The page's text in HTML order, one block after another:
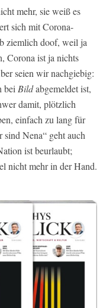
mehr, sie weiß es
sich mit Corona-
ziemlich doof, weil ja
Corona ist ja nichts
seien wir nachgiebig:
beiBildabgemeldet ist,
damit, plötzlich
einfach zu lang für
Nena“ geht auch
ist beurlaubt;
nicht mehr in der Hand.